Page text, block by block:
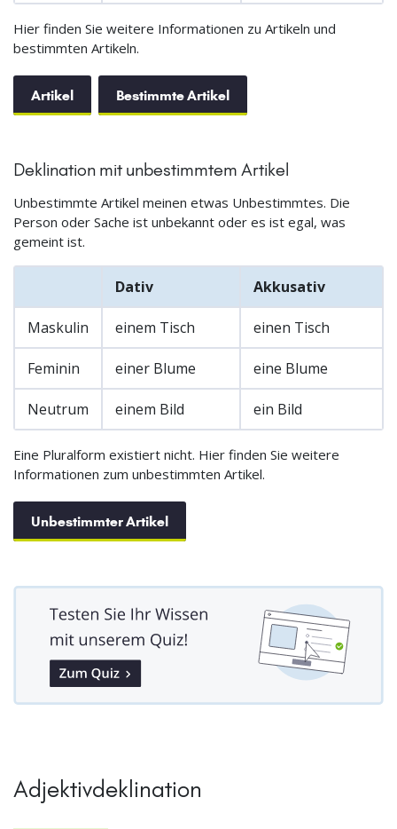
Hier finden Sie weitere Informationen zu Artikeln und
bestimmten Artikeln.
Artikel Bestimmte Artikel
Deklination mit unbestimmtem Artikel
Unbestimmte Artikel meinen etwas Unbestimmtes. Die
Person oder Sache ist unbekannt oder es ist egal, was
gemeint ist.
Dativ Akkusativ
Maskulin einem Tisch einen Tisch
Feminin einer Blume eine Blume
Neutrum einem Bild ein Bild
Eine Pluralform existiert nicht. Hier finden Sie weitere
Informationen zum unbestimmten Artikel.
Unbestimmter Artikel
Adjektivdeklination